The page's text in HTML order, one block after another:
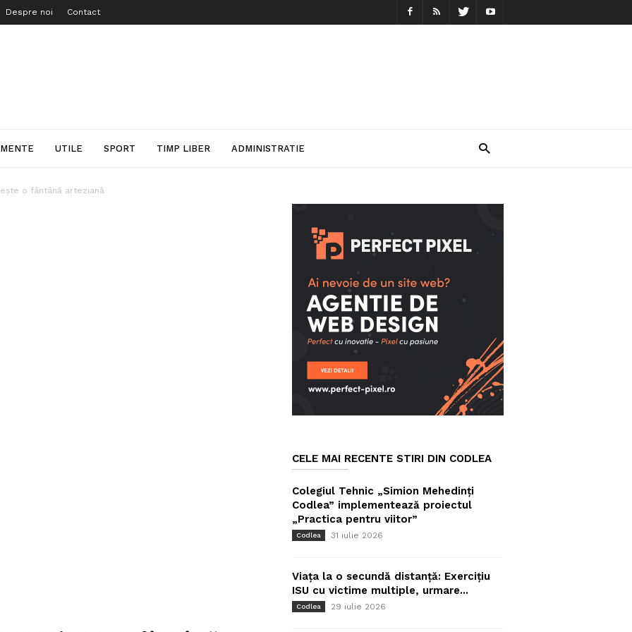
Despre noi Contact
UTILE SPORT TIMP LIBER ADMINISTRATIE
o fântână arteziană
CELE MAI RECENTE STIRI DIN CODLEA
Colegiul Tehnic „Simion Mehedinți
Codlea” implementează proiectul
„Practica pentru viitor”
Codlea 31 iulie 2026
Viața la o secundă distanță: Exercițiu
ISU cu victime multiple, urmare...
Codlea 29 iulie 2026